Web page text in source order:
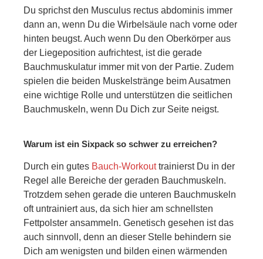
Du sprichst den Musculus rectus abdominis immer
dann an, wenn Du die Wirbelsäule nach vorne oder
hinten beugst. Auch wenn Du den Oberkörper aus
der Liegeposition aufrichtest, ist die gerade
Bauchmuskulatur immer mit von der Partie. Zudem
spielen die beiden Muskelstränge beim Ausatmen
eine wichtige Rolle und unterstützen die seitlichen
Bauchmuskeln, wenn Du Dich zur Seite neigst.
Warum ist ein Sixpack so schwer zu erreichen?
Durch ein gutes Bauch-Workouttrainierst Du in der
Regel alle Bereiche der geraden Bauchmuskeln.
Trotzdem sehen gerade die unteren Bauchmuskeln
oft untrainiert aus, da sich hier am schnellsten
Fettpolster ansammeln. Genetisch gesehen ist das
auch sinnvoll, denn an dieser Stelle behindern sie
Dich am wenigsten und bilden einen wärmenden